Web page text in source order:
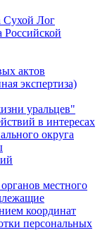
Сухой Лог
Российской
актов
экспертиза)
уральцев"
в интересах
округа
местного
координат
персональных